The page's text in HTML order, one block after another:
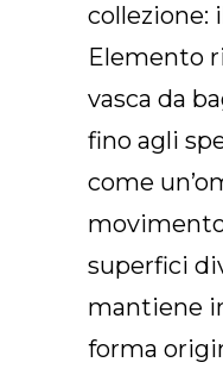
Swing Collection
Chi siamo
IT
collezione:
Elemento
vasca da
fino agli
come
superfici
mantiene
forma